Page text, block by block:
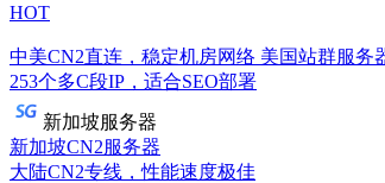
HOT
中美CN2直连，稳定机房网络 美国站群服务
253个多C段IP，适合SEO部署
新加坡服务器
新加坡CN2服务器
大陆CN2专线，性能速度极佳